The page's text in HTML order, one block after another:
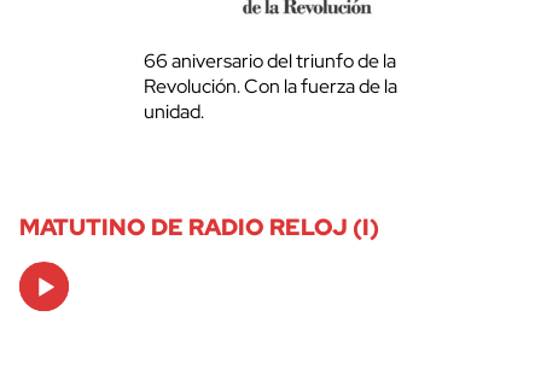
66 aniversario del triunfo de la
Revolución. Con la fuerza de la
unidad.
MATUTINO DE RADIO RELOJ (I)
Audio
Player